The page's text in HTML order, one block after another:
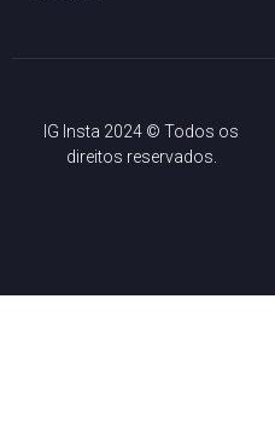
IG Insta 2024 © Todos os
direitos reservados.